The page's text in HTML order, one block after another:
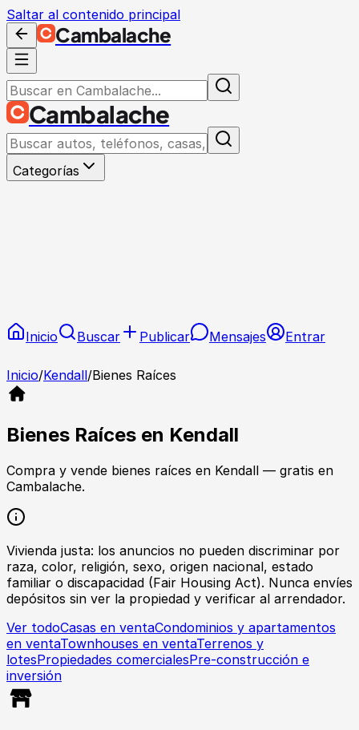
Saltar al contenido principal
Cambalache
Cambalache
Categorías
Inicio Buscar Publicar Mensajes Entrar
Inicio/Kendall/Bienes Raíces
Bienes Raíces en Kendall
Compra y vende bienes raíces en Kendall — gratis en
Cambalache.
Vivienda justa: los anuncios no pueden discriminar por
raza, color, religión, sexo, origen nacional, estado
familiar o discapacidad (Fair Housing Act). Nunca envíes
depósitos sin ver la propiedad y verificar al arrendador.
Ver todoCasas en ventaCondominios y apartamentos
en ventaTownhouses en ventaTerrenos y
lotesPropiedades comercialesPre-construcción e
inversión